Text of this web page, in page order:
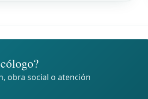
obra social o atención